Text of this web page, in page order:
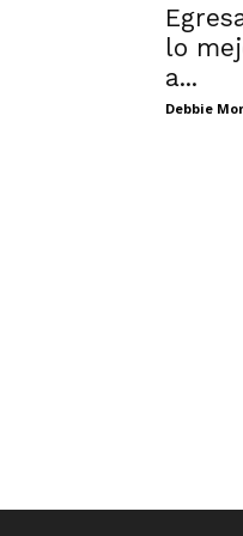
lo
a...
Debbie